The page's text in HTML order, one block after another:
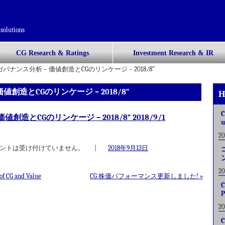
CG Research & Ratings Investment Research & IR
ナンス分析 – 価値創造とCGのリンケージ – 2018/8”
創造とCGのリンケージ – 2018/8”
値創造とCGのリンケージ – 2018/8” 2018/9/1
トは受け付けていません。 2018年9月13日
CG and Value
CG 株価パフォーマンス更新しました! »